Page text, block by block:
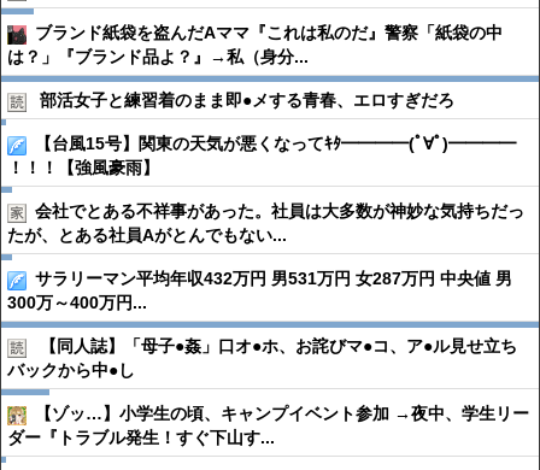
ブランド紙袋を盗んだAママ『これは私のだ』警察「紙袋の中
は？」『ブランド品よ？』→私（身分...
部活女子と練習着のまま即●︎メする青春、エロすぎだろ
【台風15号】関東の天気が悪くなってｷﾀ━━━━(ﾟ∀ﾟ)━━━━
！！！【強風豪雨】
会社でとある不祥事があった。社員は大多数が神妙な気持ちだっ
たが、とある社員Aがとんでもない...
サラリーマン平均年収432万円 男531万円 女287万円 中央値 男
300万～400万円...
【同人誌】「母子●︎姦」口オ●︎ホ、お詫びマ●︎コ、ア●︎ル見せ立ち
バックから中●︎し
【ゾッ…】小学生の頃、キャンプイベント参加 →夜中、学生リー
ダー『トラブル発生！すぐ下山す...